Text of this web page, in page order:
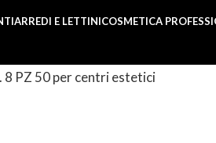
ARREDI E LETTINICOSMETICA